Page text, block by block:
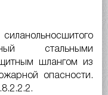
стальными
шлангом из
опасности.